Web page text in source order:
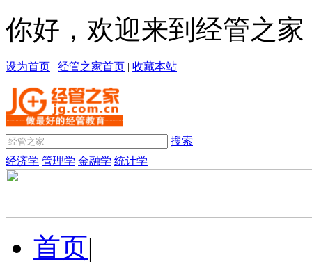
你好，欢迎来到经管之家
设为首页 | 经管之家首页 | 收藏本站
搜索
经济学 管理学 金融学 统计学
首页|